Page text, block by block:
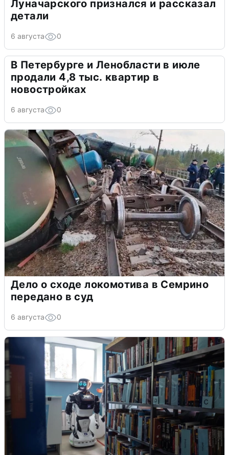
Луначарского признался и рассказал
детали
6 августа 0
В Петербурге и Ленобласти в июле
продали 4,8 тыс. квартир в
новостройках
6 августа 0
Дело о сходе локомотива в Семрино
передано в суд
6 августа 0